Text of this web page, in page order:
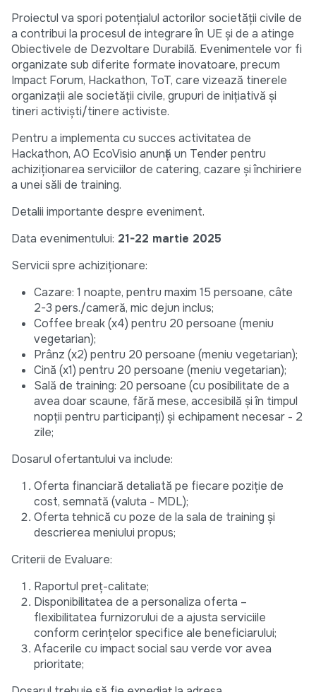
Proiectul va spori potențialul actorilor societății civile de
a contribui la procesul de integrare în UE și de a atinge
Obiectivele de Dezvoltare Durabilă. Evenimentele vor fi
organizate sub diferite formate inovatoare, precum
Impact Forum, Hackathon, ToT, care vizează tinerele
organizații ale societății civile, grupuri de inițiativă și
tineri activiști/tinere activiste.
Pentru a implementa cu succes activitatea de
Hackathon, AO EcoVisio anunță un Tender pentru
achiziționarea serviciilor de catering, cazare și închiriere
a unei săli de training.
Detalii importante despre eveniment.
Data evenimentului: 21-22 martie 2025
Servicii spre achiziționare:
Cazare: 1 noapte, pentru maxim 15 persoane, câte
2-3 pers./cameră, mic dejun inclus;
Coffee break (x4) pentru 20 persoane (meniu
vegetarian);
Prânz (x2) pentru 20 persoane (meniu vegetarian);
Cină (x1) pentru 20 persoane (meniu vegetarian);
Sală de training: 20 persoane (cu posibilitate de a
avea doar scaune, fără mese, accesibilă și în timpul
nopții pentru participanți) și echipament necesar - 2
zile;
Dosarul ofertantului va include:
Oferta financiară detaliată pe fiecare poziție de
cost, semnată (valuta - MDL);
Oferta tehnică cu poze de la sala de training și
descrierea meniului propus;
Criterii de Evaluare:
Raportul preț-calitate;
Disponibilitatea de a personaliza oferta –
flexibilitatea furnizorului de a ajusta serviciile
conform cerințelor specifice ale beneficiarului;
Afacerile cu impact social sau verde vor avea
prioritate;